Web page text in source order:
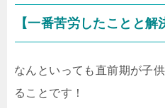
【一番苦労したことと解
なんといっても直前期が子
ることです！